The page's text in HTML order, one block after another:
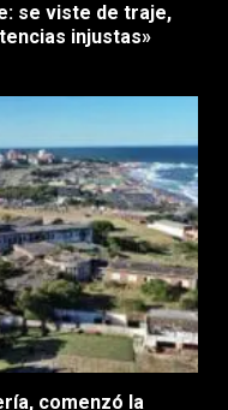
se viste de traje,
injustas»
comenzó la